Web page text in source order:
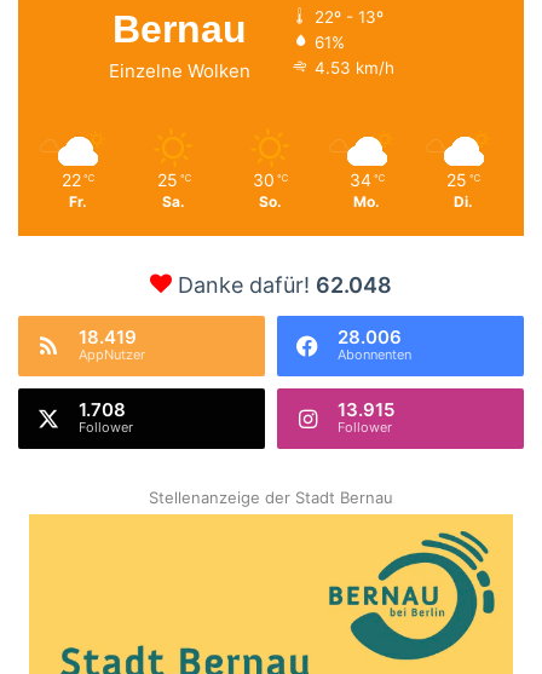
Bernau
Einzelne Wolken
22º - 13º
61%
4.53 km/h
22 ℃
Fr.
25 ℃
Sa.
30 ℃
So.
34 ℃
Mo.
25 ℃
Di.
Danke dafür! 62.048
18.419
AppNutzer
28.006
Abonnenten
1.708
Follower
13.915
Follower
Stellenanzeige der Stadt Bernau